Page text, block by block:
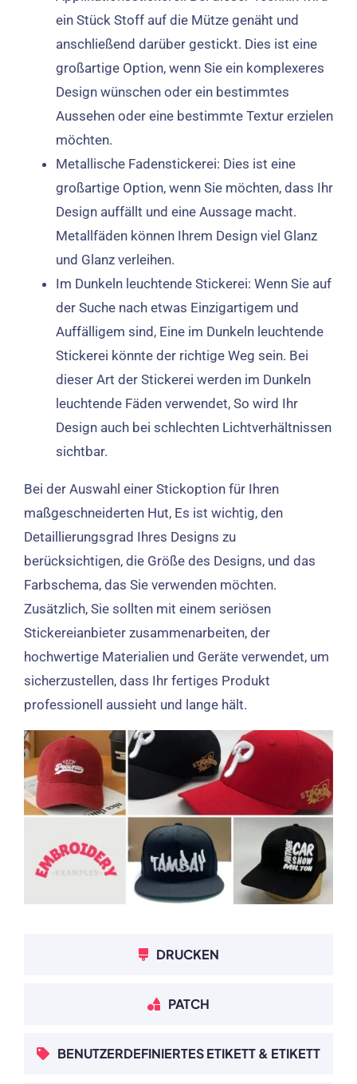
ein Stück Stoff auf die Mütze genäht und
anschließend darüber gestickt. Dies ist eine
großartige Option, wenn Sie ein komplexeres
Design wünschen oder ein bestimmtes
Aussehen oder eine bestimmte Textur erzielen
möchten.
Metallische Fadenstickerei: Dies ist eine
großartige Option, wenn Sie möchten, dass Ihr
Design auffällt und eine Aussage macht.
Metallfäden können Ihrem Design viel Glanz
und Glanz verleihen.
Im Dunkeln leuchtende Stickerei: Wenn Sie auf
der Suche nach etwas Einzigartigem und
Auffälligem sind, Eine im Dunkeln leuchtende
Stickerei könnte der richtige Weg sein. Bei
dieser Art der Stickerei werden im Dunkeln
leuchtende Fäden verwendet, So wird Ihr
Design auch bei schlechten Lichtverhältnissen
sichtbar.
Bei der Auswahl einer Stickoption für Ihren
maßgeschneiderten Hut, Es ist wichtig, den
Detaillierungsgrad Ihres Designs zu
berücksichtigen, die Größe des Designs, und das
Farbschema, das Sie verwenden möchten.
Zusätzlich, Sie sollten mit einem seriösen
Stickereianbieter zusammenarbeiten, der
hochwertige Materialien und Geräte verwendet, um
sicherzustellen, dass Ihr fertiges Produkt
professionell aussieht und lange hält.
DRUCKEN
PATCH
BENUTZERDEFINIERTES ETIKETT & ETIKETT